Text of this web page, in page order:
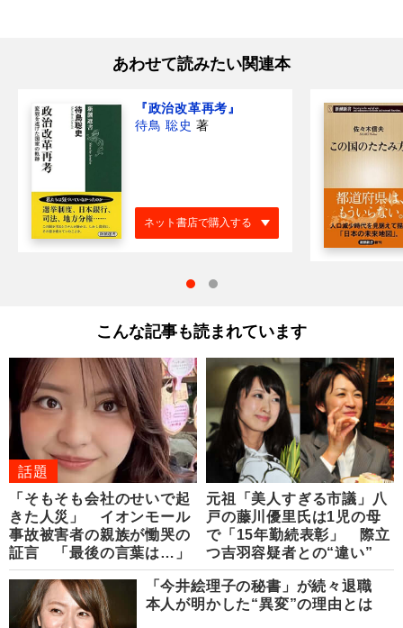
あわせて読みたい関連本
『政治改革再考』
待鳥 聡史 著
ネット書店で購入する
こんな記事も読まれています
話題
「そもそも会社のせいで起
きた人災」 イオンモール
事故被害者の親族が慟哭の
証言 「最後の言葉は…」
元祖「美人すぎる市議」八
戸の藤川優里氏は1児の母
で「15年勤続表彰」 際立
つ吉羽容疑者との“違い”
「今井絵理子の秘書」が続々退職
本人が明かした“異変”の理由とは